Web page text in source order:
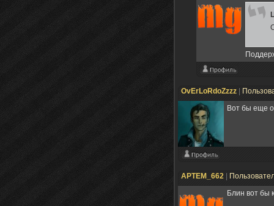
OvErLoRdoZzzz
Вот бы еще
APTEM_662
Блин вот бы